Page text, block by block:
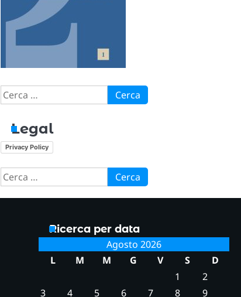
Ricerca
per:
Legal
Privacy Policy
Ricerca
per:
Ricerca per data
Agosto 2026
L
M M G V S
D
1
2
3
4 5 6 7 8 9